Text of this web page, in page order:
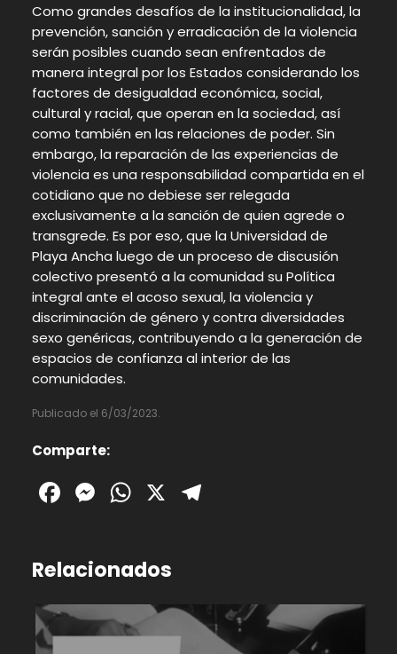
Como grandes desafíos de la institucionalidad, la
prevención, sanción y erradicación de la violencia
serán posibles cuando sean enfrentados de
manera integral por los Estados considerando los
factores de desigualdad económica, social,
cultural y racial, que operan en la sociedad, así
como también en las relaciones de poder. Sin
embargo, la reparación de las experiencias de
violencia es una responsabilidad compartida en el
cotidiano que no debiese ser relegada
exclusivamente a la sanción de quien agrede o
transgrede. Es por eso, que la Universidad de
Playa Ancha luego de un proceso de discusión
colectivo presentó a la comunidad su Política
integral ante el acoso sexual, la violencia y
discriminación de género y contra diversidades
sexo genéricas, contribuyendo a la generación de
espacios de confianza al interior de las
comunidades.
Publicado el 6/03/2023.
Comparte:
Facebook
Messenger
WhatsApp
X
Relacionados